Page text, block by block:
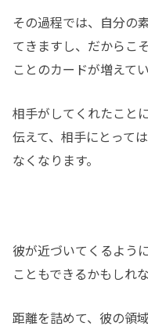
その過程では、自分の
てきますし、だからこ
ことのカードが増えて
相手がしてくれたこと
伝えて、相手にとって
なくなります。
彼が近づいてくるよう
こともできるかもしれな
距離を詰めて、彼の領